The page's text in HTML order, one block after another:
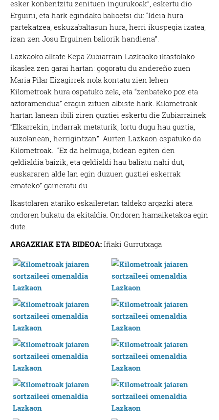
esker konbentzitu zenituen ingurukoak”, eskertu dio
Erguini, eta hark egindako balioetsi du: “Ideia hura
partekatzea, eskuzabaltasun hura, herri ikuspegia izatea,
izan zen Josu Erguinen baliorik handiena”.
Lazkaoko alkate Kepa Zubiarrain Lazkaoko ikastolako
ikaslea zen garai hartan: gogoratu du andereño zuen
Maria Pilar Eizagirrek nola kontatu zien lehen
Kilometroak hura ospatuko zela, eta “zenbateko poz eta
aztoramendua” eragin zituen albiste hark. Kilometroak
hartan lanean ibili ziren guztiei eskertu die Zubiarrainek:
“Elkarrekin, indarrak metaturik, lortu dugu hau guztia,
auzolanean, herrigintzan”. Aurten Lazkaon ospatuko da
Kilometroak. “Ez da helmuga, bidean egiten den
geldialdia baizik, eta geldialdi hau baliatu nahi dut,
euskararen alde lan egin duzuen guztiei eskerrak
emateko” gaineratu du.
Ikastolaren atariko eskaileretan taldeko argazki atera
ondoren bukatu da ekitaldia. Ondoren hamaiketakoa egin
dute.
ARGAZKIAK ETA BIDEOA: Iñaki Gurrutxaga